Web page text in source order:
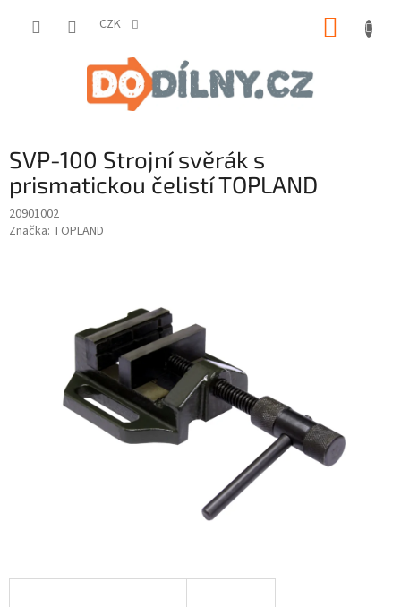
CZK
SVP-100 Strojní svěrák s
prismatickou čelistí TOPLAND
20901002
Značka: TOPLAND